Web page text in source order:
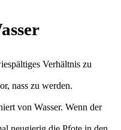
Verhältnis zu
nass zu werden.
von Wasser. Wenn der